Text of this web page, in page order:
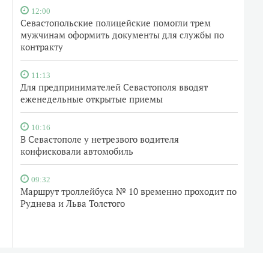
12:00
Севастопольские полицейские помогли трем
мужчинам оформить документы для службы по
контракту
11:13
Для предпринимателей Севастополя вводят
еженедельные открытые приемы
10:16
В Севастополе у нетрезвого водителя
конфисковали автомобиль
09:32
Маршрут троллейбуса № 10 временно проходит по
Руднева и Льва Толстого